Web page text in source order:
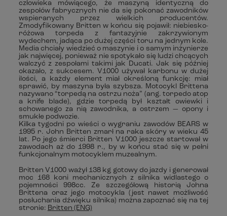
człowieka mówiącego, że maszyną identyczną do
zespołów fabrycznych nie da się pokonać zawodników
wspieranych przez wielkich producentów.
Zmodyfikowany Britten w końcu się pojawił: niebiesko-
różowa torpeda z fantazyjnie zakrzywionym
wydechem, jadąca po dużej części toru na jednym kole.
Media chciały wiedzieć o maszynie i o samym inżynierze
jak najwięcej, ponieważ nie spotykało się ludzi chcących
walczyć z zespołami takimi jak Ducati. Jak się później
okazało, z sukcesem. V1000 używał karbonu w dużej
ilości, a każdy element miał określoną funkcję: miał
sprawić, by maszyna była szybsza. Motocykl Brittena
nazywano “torpedą na ostrzu noża” (ang. torpedo atop
a knife blade), gdzie torpedą był kształt owiewki i
schowanego za nią zawodnika, a ostrzem — opony i
smukłe podwozie.
Kilka tygodni po wieści o wygraniu zawodów BEARS w
1995 r. John Britten zmarł na raka skóry w wieku 45
lat. Po jego śmierci Britten V1000 jeszcze startował w
zawodach aż do 1998 r., by w końcu stać się w pełni
funkcjonalnym motocyklem muzealnym.
Britten V1000 ważył 138 kg gotowy do jazdy i generował
moc 168 koni mechanicznych z silnika widlastego o
pojemności 998cc. Ze szczegółową historią Johna
Brittena oraz jego motocykla (jest nawet możliwość
posłuchania dźwięku silnika) można zapoznać się na tej
stronie: Britten (ENG)